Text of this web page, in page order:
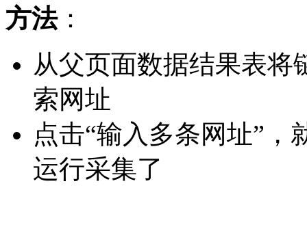
方法：
从父页面数据结果表将
索网址
点击“输入多条网址”
运行采集了